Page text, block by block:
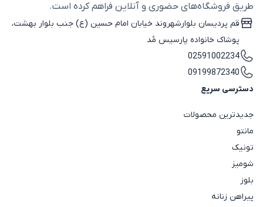
طریق فروشگاه‌های حضوری و آنلاین فراهم کرده است.
قم پردیسان بلوارشهروند خیابان امام حسین (ع) جنب بلوار بهشت،
پوشاک خانواده پارسیس مُد
02591002234
09199872340
دسترسی سریع
جدیدترین محصولات
مانتو
تونیک
شومیز
بلوز
پیراهن زنانه